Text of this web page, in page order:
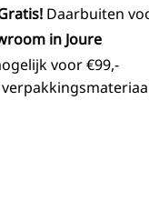
Daarbuiten
in Joure
voor €99,-